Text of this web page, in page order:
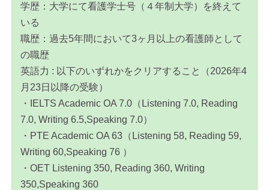
学歴：大学にて看護学士号（４年制大学）を終えて
いる
職歴：過去5年間において3ヶ月以上の看護師として
の職歴
英語力 : 以下のいずれかをクリアすること（2026年4
月23日以降の受験）
・IELTS Academic OA 7.0（Listening 7.0, Reading
7.0, Writing 6.5,Speaking 7.0）
・PTE Academic OA 63（Listening 58, Reading 59,
Writing 60,Speaking 76 ）
・OET Listening 350, Reading 360, Writing
350,Speaking 360